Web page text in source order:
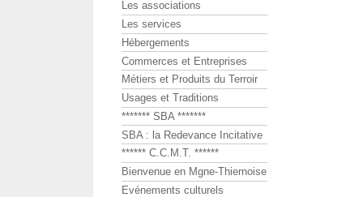
Les associations
Les services
Hébergements
Commerces et Entreprises
Métiers et Produits du Terroir
Usages et Traditions
******* SBA *******
SBA : la Redevance Incitative
****** C.C.M.T. ******
Bienvenue en Mgne-Thiernoise
Evénements culturels